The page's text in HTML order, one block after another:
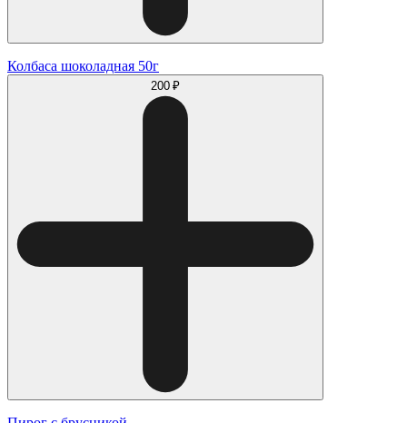
Колбаса шоколадная 50г
200 ₽